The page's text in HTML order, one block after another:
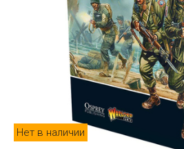
Нет в наличии